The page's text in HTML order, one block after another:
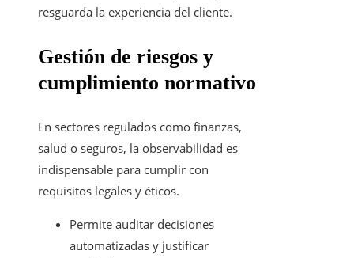
resguarda la experiencia del cliente.
Gestión de riesgos y
cumplimiento normativo
En sectores regulados como finanzas,
salud o seguros, la observabilidad es
indispensable para cumplir con
requisitos legales y éticos.
Permite auditar decisiones
automatizadas y justificar